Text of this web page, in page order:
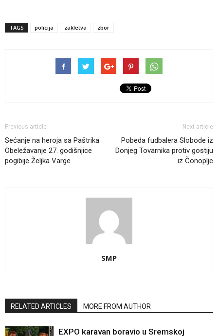
TAGS policija zakletva zbor
Previous article
Sećanje na heroja sa Paštrika:
Obeležavanje 27. godišnjice
pogibije Željka Varge
Next article
Pobeda fudbalera Slobode iz
Donjeg Tovarnika protiv gostiju
iz Čonoplje
SMP
RELATED ARTICLES MORE FROM AUTHOR
EXPO karavan boravio u Sremskoj